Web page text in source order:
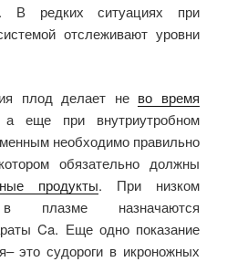
В редких ситуациях при
отслеживают уровни
плод делает не во время
еще при внутриутробном
необходимо правильно
обязательно должны
продукты. При низком
плазме назначаются
Ca. Еще одно показание
это судороги в икроножных